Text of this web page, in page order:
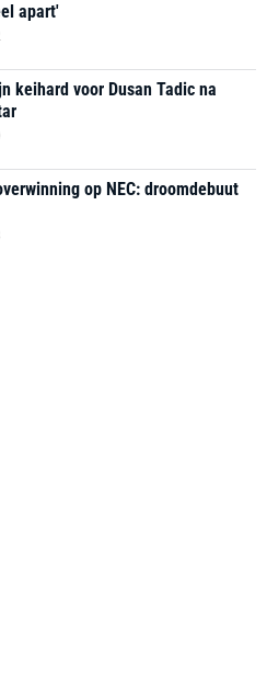
apart'
keihard voor Dusan Tadic na
op NEC: droomdebuut